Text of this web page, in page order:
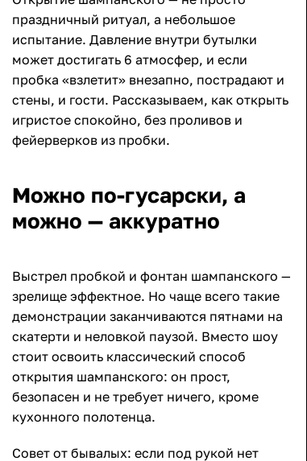
праздничный ритуал, а небольшое
испытание. Давление внутри бутылки
может достигать 6 атмосфер, и если
пробка «взлетит» внезапно, пострадают и
стены, и гости. Рассказываем, как открыть
игристое спокойно, без проливов и
фейерверков из пробки.
Можно по-гусарски, а
можно — аккуратно
Выстрел пробкой и фонтан шампанского —
зрелище эффектное. Но чаще всего такие
демонстрации заканчиваются пятнами на
скатерти и неловкой паузой. Вместо шоу
стоит освоить классический способ
открытия шампанского: он прост,
безопасен и не требует ничего, кроме
кухонного полотенца.
Совет от бывалых: если под рукой нет